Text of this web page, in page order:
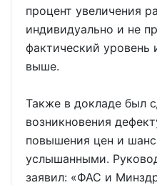
процент увеличения
индивидуально и не
фактический уровень
выше.
Также в докладе был
возникновения
повышения цен и
услышанными.
заявил: «ФАС и